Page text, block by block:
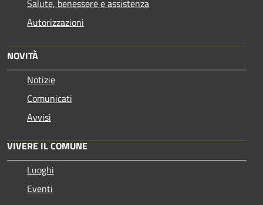
Salute, benessere e assistenza
Autorizzazioni
NOVITÀ
Notizie
Comunicati
Avvisi
VIVERE IL COMUNE
Luoghi
Eventi